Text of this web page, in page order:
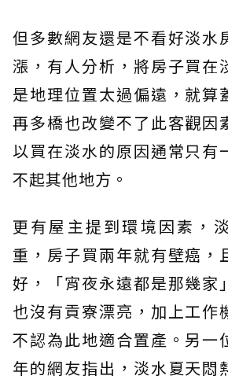
但多數網友還是不看好淡水
漲，有人分析，將房子買在
是地理位置太過偏遠，就算
再多橋也改變不了此客觀因
以買在淡水的原因通常只有
不起其他地方。
更有屋主提到環境因素，
重，房子買兩年就有壁癌，
好，「宵夜永遠都是那幾家
也沒有貢寮漂亮，加上工作
不認為此地適合置產。另一
年的網友指出，淡水夏天悶